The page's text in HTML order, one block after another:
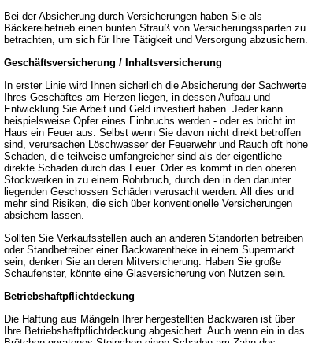
Bei der Absicherung durch Versicherungen haben Sie als
Bäckereibetrieb einen bunten Strauß von Versicherungssparten zu
betrachten, um sich für Ihre Tätigkeit und Versorgung abzusichern.
Geschäftsversicherung / Inhaltsversicherung
In erster Linie wird Ihnen sicherlich die Absicherung der Sachwerte
Ihres Geschäftes am Herzen liegen, in dessen Aufbau und
Entwicklung Sie Arbeit und Geld investiert haben. Jeder kann
beispielsweise Opfer eines Einbruchs werden - oder es bricht im
Haus ein Feuer aus. Selbst wenn Sie davon nicht direkt betroffen
sind, verursachen Löschwasser der Feuerwehr und Rauch oft hohe
Schäden, die teilweise umfangreicher sind als der eigentliche
direkte Schaden durch das Feuer. Oder es kommt in den oberen
Stockwerken in zu einem Rohrbruch, durch den in den darunter
liegenden Geschossen Schäden verusacht werden. All dies und
mehr sind Risiken, die sich über konventionelle Versicherungen
absichern lassen.
Sollten Sie Verkaufsstellen auch an anderen Standorten betreiben
oder Standbetreiber einer Backwarentheke in einem Supermarkt
sein, denken Sie an deren Mitversicherung. Haben Sie große
Schaufenster, könnte eine Glasversicherung von Nutzen sein.
Betriebshaftpflichtdeckung
Die Haftung aus Mängeln Ihrer hergestellten Backwaren ist über
Ihre Betriebshaftpflichtdeckung abgesichert. Auch wenn ein in das